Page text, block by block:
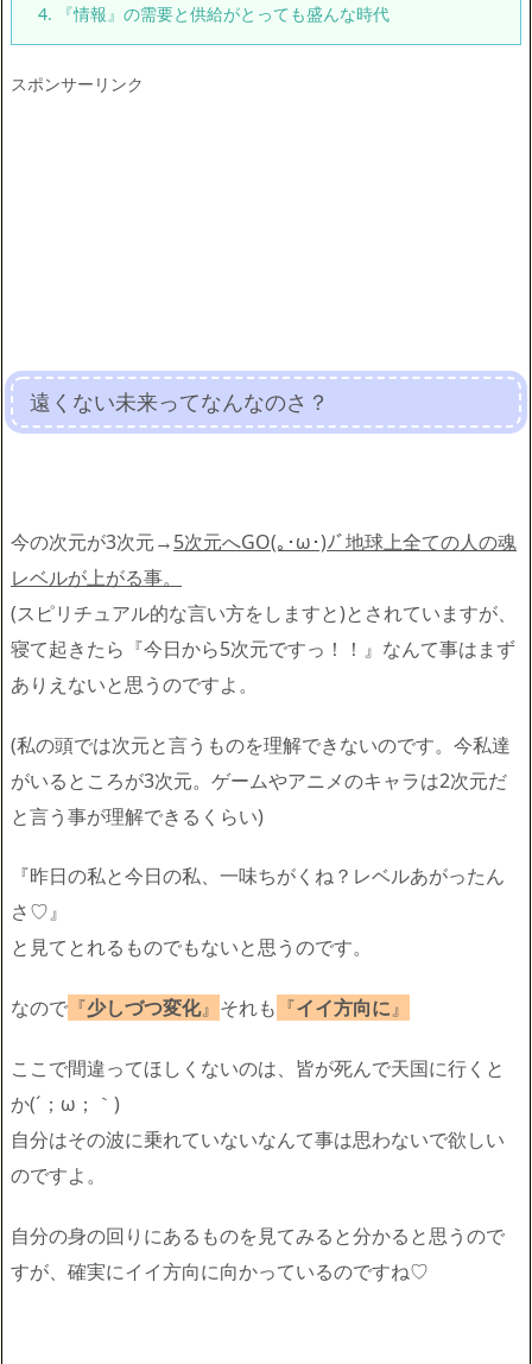
4. 『情報』の需要と供給がとっても盛んな時代
スポンサーリンク
遠くない未来ってなんなのさ？
今の次元が3次元→5次元へGO(｡･ω･)ﾉﾞ地球上全ての人の魂
レベルが上がる事。
(スピリチュアル的な言い方をしますと)とされていますが、
寝て起きたら『今日から5次元ですっ！！』なんて事はまず
ありえないと思うのですよ。
(私の頭では次元と言うものを理解できないのです。今私達
がいるところが3次元。ゲームやアニメのキャラは2次元だ
と言う事が理解できるくらい)
『昨日の私と今日の私、一味ちがくね？レベルあがったん
さ♡』
と見てとれるものでもないと思うのです。
なので 『少しづつ変化』 それも 『イイ方向に』
ここで間違ってほしくないのは、皆が死んで天国に行くと
か(´；ω；｀)
自分はその波に乗れていないなんて事は思わないで欲しい
のですよ。
自分の身の回りにあるものを見てみると分かると思うので
すが、確実にイイ方向に向かっているのですね♡